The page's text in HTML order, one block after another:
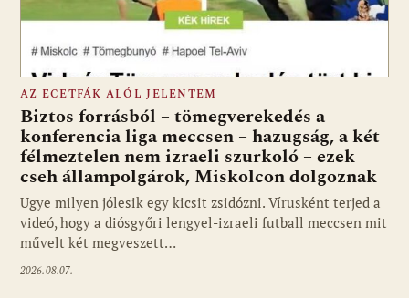
AZ ECETFÁK ALÓL JELENTEM
Biztos forrásból – tömegverekedés a
konferencia liga meccsen – hazugság, a két
félmeztelen nem izraeli szurkoló – ezek
cseh állampolgárok, Miskolcon dolgoznak
Ugye milyen jólesik egy kicsit zsidózni. Vírusként terjed a
videó, hogy a diósgyőri lengyel-izraeli futball meccsen mit
művelt két megveszett…
2026.08.07.